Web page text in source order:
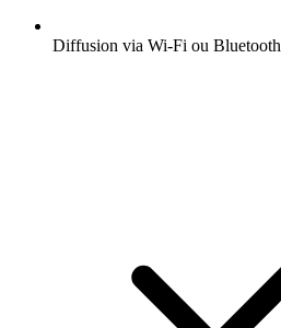
Diffusion via Wi-Fi ou Bluetooth